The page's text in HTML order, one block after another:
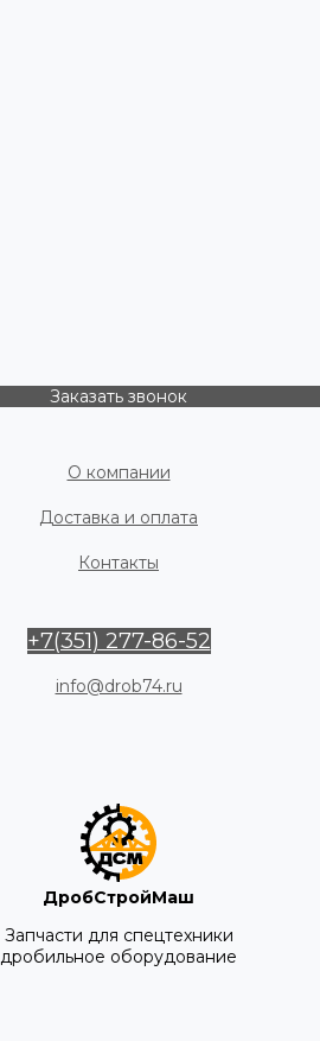
Заказать звонок
О компании
Доставка и оплата
Контакты
+7(351) 277-86-52
info@drob74.ru
ДробСтройМаш
Запчасти для спецтехники
дробильное оборудование